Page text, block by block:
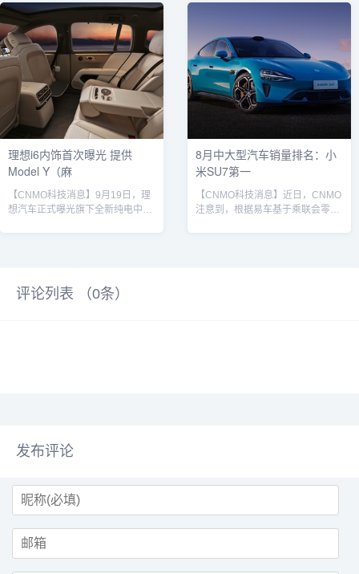
电池存在严重制造缺陷。研究人员
通过X光对1000个18650锂电池进
行了深入分析，发现近8%的廉价
或假冒电池存在严重制造缺陷，可
能引发火灾。研究发现，关键缺陷
发生在负电极没有完全覆盖正电
极。这种错误的构造会导致正电极
边缘出现锂镀层，使电池不稳定并
促进短路。研究人员还发现，通...
法拉第未来在阿联酋迪拜成功举办
首届“919未来主义者与股民共创
日”活动。这场以科技与创新为主题
的盛会，标志着FF加速布局中东市
场的重要一步。活动现场，FF旗下
全新车型FX Super One首次亮相...
理想i6内饰首次曝光 提供
Model Y（麻
【CNMO科技消息】9月19日，理
想汽车正式曝光旗下全新纯电中大
流，理想汽车认为，市场仍需一款
8月中大型汽车销量排名：小
米SU7第一
【CNMO科技消息】近日，CNMO
注意到，根据易车基于乘联会零售
评论列表 （0条）
发布评论